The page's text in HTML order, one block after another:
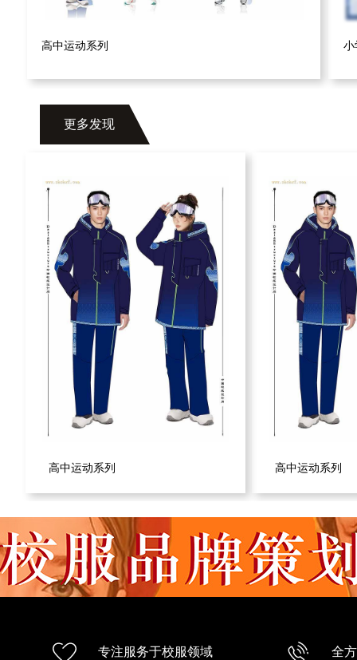
高中运动系列 小
更多发现
高中运动系列 高中运动系列
专注服务于校服领域 全